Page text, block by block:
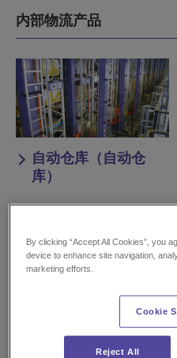
内部物流产品
自动仓库（自动仓
库）
By clicking “Accept All Cookies”, you
device to enhance site navigation,
marketing efforts.
Cookie
Reject All